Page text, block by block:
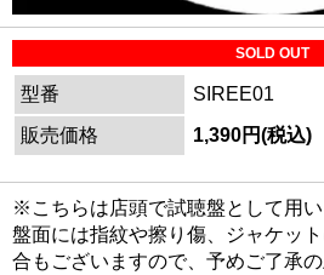
SOLD OUT
型番
SIREE01
販売価格
1,390円(税込)
※こちらは店頭で試聴盤として用い
盤面には指紋や擦り傷、ジャケッ
合もございますので、予めご了承